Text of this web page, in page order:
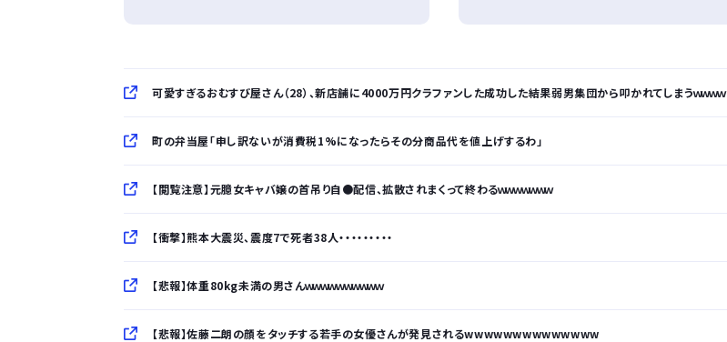
可愛すぎるおむすび屋さん（28）、新店舗に4000万円クラファンした成功した結果弱男集団から叩かれてしまうｗｗｗｗ
町の弁当屋「申し訳ないが消費税1%になったらその分商品代を値上げするわ」
【閲覧注意】元臆女キャバ嬢の首吊り自●配信、拡散されまくって終わるｗｗｗｗｗｗｗ
【衝撃】熊本大震災、震度7で死者38人・・・・・・・・・
【悲報】体重80kg未満の男さんｗｗｗｗｗｗｗｗｗｗ
【悲報】佐藤二朗の顔をタッチする若手の女優さんが発見されるwwwwwwwwwwwwww